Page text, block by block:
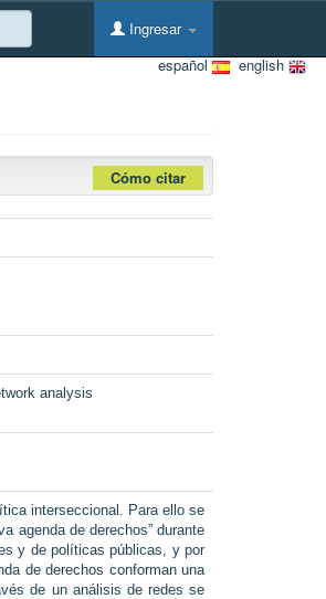
Ingresar
english
español
Cómo citar
analysis
interseccional. Para ello se
agenda de derechos” durante
y de políticas públicas, y por
de derechos conforman una
de un análisis de redes se